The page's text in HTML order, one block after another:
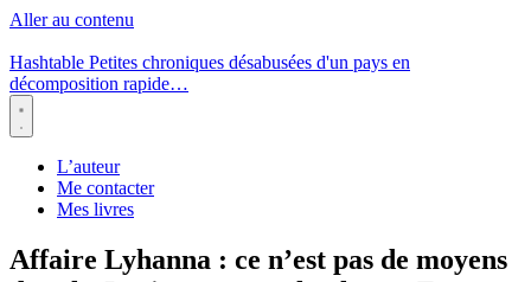
Aller au contenu
Hashtable Petites chroniques désabusées d'un pays en
décomposition rapide…
Menu
L’auteur
Me contacter
Mes livres
Affaire Lyhanna : ce n’est pas de moyens